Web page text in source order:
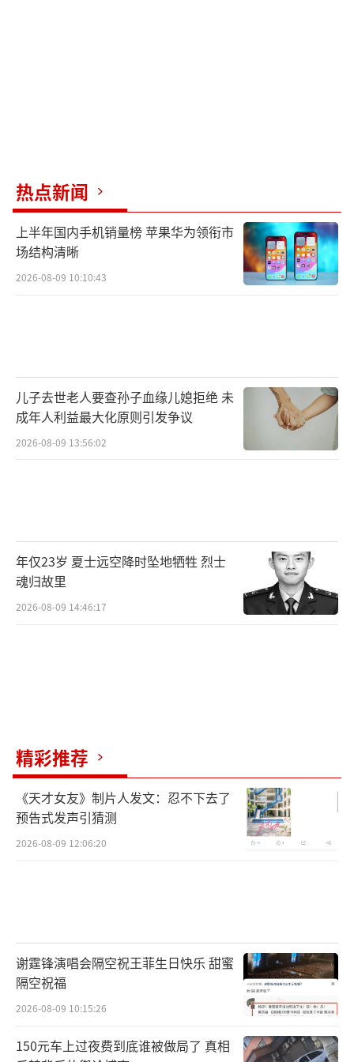
热点新闻
上半年国内手机销量榜 苹果华为领衔市
场结构清晰
2026-08-09 10:10:43
儿子去世老人要查孙子血缘儿媳拒绝 未
成年人利益最大化原则引发争议
2026-08-09 13:56:02
年仅23岁 夏士远空降时坠地牺牲 烈士
魂归故里
2026-08-09 14:46:17
精彩推荐
《天才女友》制片人发文：忍不下去了
预告式发声引猜测
2026-08-09 12:06:20
谢霆锋演唱会隔空祝王菲生日快乐 甜蜜
隔空祝福
2026-08-09 10:15:26
150元车上过夜费到底谁被做局了 真相